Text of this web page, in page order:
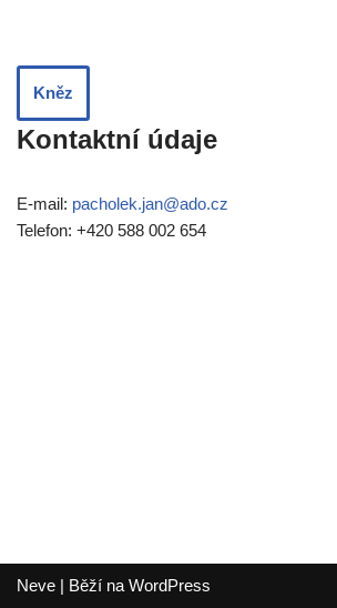
Kněz
Kontaktní údaje
E-mail: pacholek.jan@ado.cz
Telefon: +420 588 002 654
Neve | Běží na WordPress